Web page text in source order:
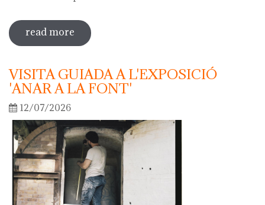
read more sobre 76ª festa del càntir
VISITA GUIADA A L'EXPOSICIÓ
'ANAR A LA FONT'
12/07/2026